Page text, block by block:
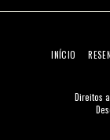
Direitos
INÍCIO